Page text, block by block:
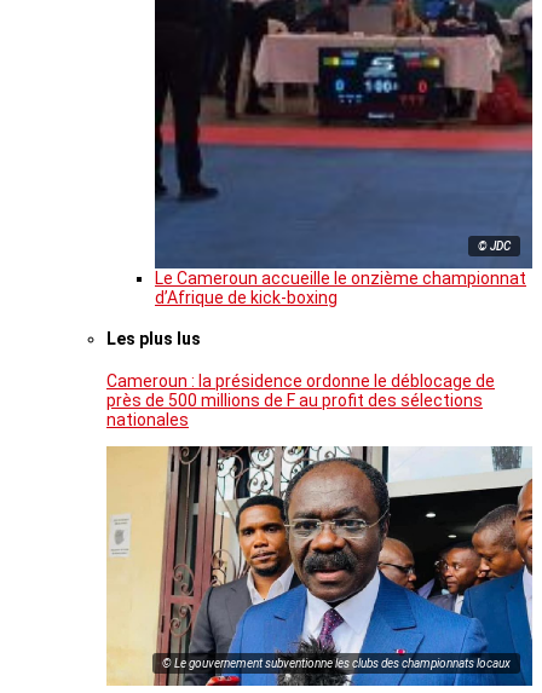
© JDC
Le Cameroun accueille le onzième championnat
d’Afrique de kick-boxing
Les plus lus
Cameroun : la présidence ordonne le déblocage de
près de 500 millions de F au profit des sélections
nationales
© Le gouvernement subventionne les clubs des championnats locaux